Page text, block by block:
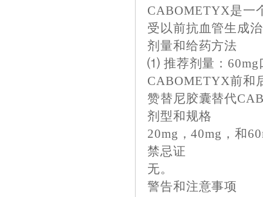
CABOMETYX是一
受以前抗血管生成
剂量和给药方法
⑴ 推荐剂量：60mg
CABOMETYX前和
赞替尼胶囊替代
剂型和规格
20mg，40mg，和
禁忌证
无。
警告和注意事项